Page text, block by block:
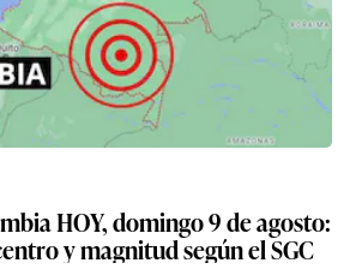
HOY, domingo 9 de agosto:
y magnitud según el SGC